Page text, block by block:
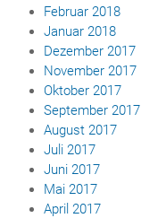
Februar 2018
Januar 2018
Dezember 2017
November 2017
Oktober 2017
September 2017
August 2017
Juli 2017
Juni 2017
Mai 2017
April 2017